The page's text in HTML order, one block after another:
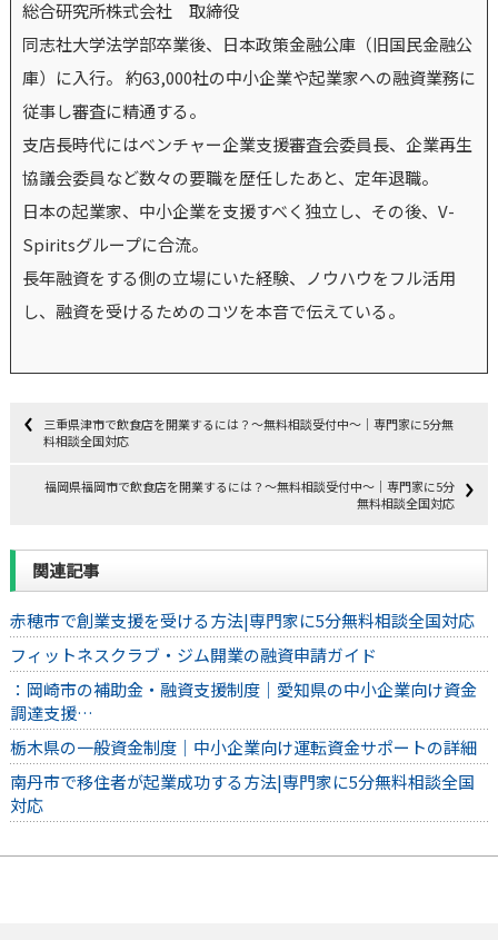
総合研究所株式会社 取締役
同志社大学法学部卒業後、日本政策金融公庫（旧国民金融公
庫）に入行。 約63,000社の中小企業や起業家への融資業務に
従事し審査に精通する。
支店長時代にはベンチャー企業支援審査会委員長、企業再生
協議会委員など数々の要職を歴任したあと、定年退職。
日本の起業家、中小企業を支援すべく独立し、その後、V-
Spiritsグループに合流。
長年融資をする側の立場にいた経験、ノウハウをフル活用
し、融資を受けるためのコツを本音で伝えている。
三重県津市で飲食店を開業するには？～無料相談受付中～｜専門家に5分無
料相談全国対応
福岡県福岡市で飲食店を開業するには？～無料相談受付中～｜専門家に5分
無料相談全国対応
関連記事
赤穂市で創業支援を受ける方法|専門家に5分無料相談全国対応
フィットネスクラブ・ジム開業の融資申請ガイド
：岡崎市の補助金・融資支援制度｜愛知県の中小企業向け資金
調達支援…
栃木県の一般資金制度｜中小企業向け運転資金サポートの詳細
南丹市で移住者が起業成功する方法|専門家に5分無料相談全国
対応